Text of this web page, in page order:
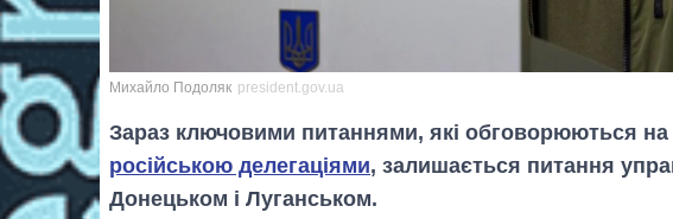
Михайло Подоляк president.gov.ua
Зараз ключовими питаннями, які обговорюються на
російською делегаціями, залишається питання
Донецьком і Луганськом.